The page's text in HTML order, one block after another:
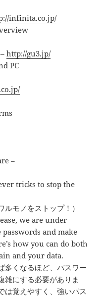
infinita.co.jp/
–http://gu3.jp/
PC
–
tricks to stop the
モノをストップ！）
we are under
and make
how you can do both
and your data.
多くなるほど、パスワー
雑にする必要がありま
は覚えやすく、強いパス